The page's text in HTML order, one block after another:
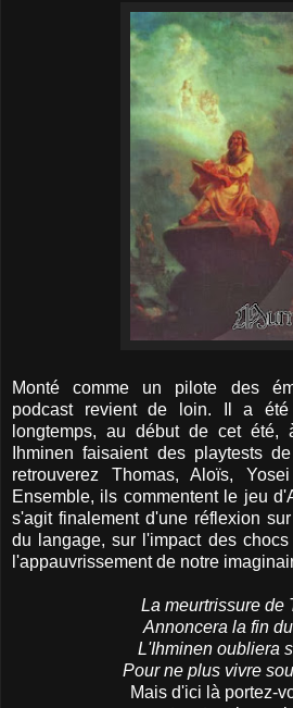
Monté comme un pilote des
podcast revient de loin. Il a
longtemps, au début de cet été,
Ihminen faisaient des playtests
retrouverez Thomas, Aloïs,
Ensemble, ils commentent le jeu
s'agit finalement d'une réflexion
du langage, sur l'impact des
l'appauvrissement de notre
La meurtrissure de
Annoncera la fin
L'Ihminen oubliera
Pour ne plus vivre
Mais d'ici là portez-